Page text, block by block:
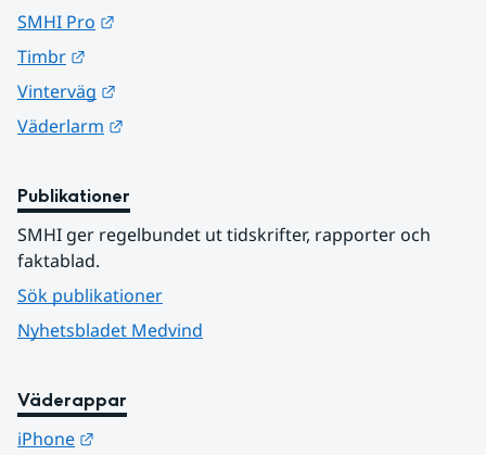
SMHI Pro
Timbr
Vinterväg
Väderlarm
Publikationer
SMHI ger regelbundet ut tidskrifter, rapporter och
faktablad.
Sök publikationer
Nyhetsbladet Medvind
Väderappar
iPhone